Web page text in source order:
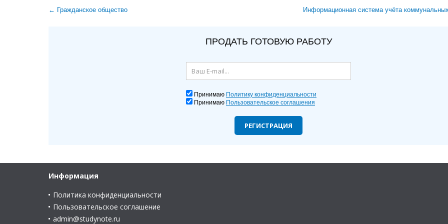
← Гражданское общество Информационная система учёта
ПРОДАТЬ ГОТОВУЮ РАБОТУ
Принимаю Политику конфиденциальности
Принимаю Пользовательское соглашения
РЕГИСТРАЦИЯ
Информация
Политика конфиденциальности
Пользовательское соглашение
admin@studynote.ru